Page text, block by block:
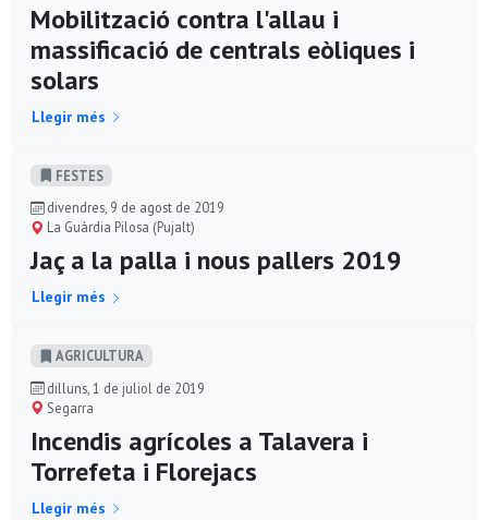
Mobilització contra l'allau i
massificació de centrals eòliques i
solars
Llegir més
FESTES
divendres, 9 de agost de 2019
La Guàrdia Pilosa (Pujalt)
Jaç a la palla i nous pallers 2019
Llegir més
AGRICULTURA
dilluns, 1 de juliol de 2019
Segarra
Incendis agrícoles a Talavera i
Torrefeta i Florejacs
Llegir més